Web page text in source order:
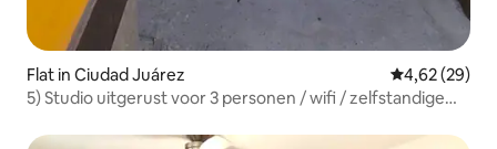
Flat in Ciudad Juárez Gemiddelde
4,62 (29)
5) Studio uitgerust voor 3 personen / wifi / zelfstandige